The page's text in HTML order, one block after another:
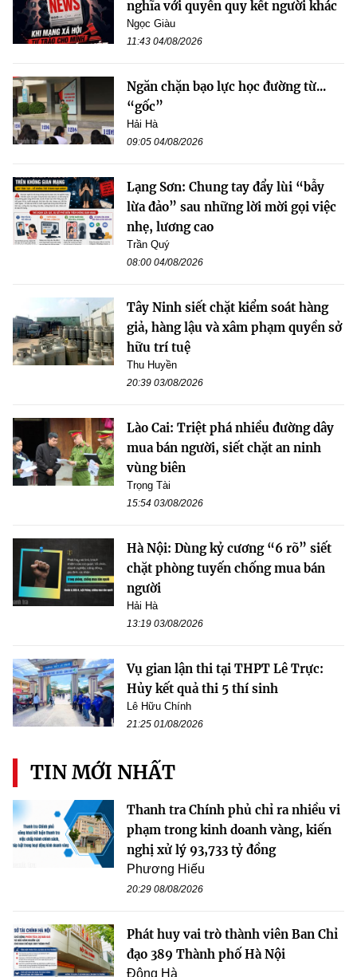
nghĩa với quyền quy kết người khác
Ngọc Giàu
11:43 04/08/2026
Ngăn chặn bạo lực học đường từ...
“gốc”
Hải Hà
09:05 04/08/2026
Lạng Sơn: Chung tay đẩy lùi “bẫy
lừa đảo” sau những lời mời gọi việc
nhẹ, lương cao
Trần Quý
08:00 04/08/2026
Tây Ninh siết chặt kiểm soát hàng
giả, hàng lậu và xâm phạm quyền sở
hữu trí tuệ
Thu Huyền
20:39 03/08/2026
Lào Cai: Triệt phá nhiều đường dây
mua bán người, siết chặt an ninh
vùng biên
Trọng Tài
15:54 03/08/2026
Hà Nội: Dùng kỷ cương “6 rõ” siết
chặt phòng tuyến chống mua bán
người
Hải Hà
13:19 03/08/2026
Vụ gian lận thi tại THPT Lê Trực:
Hủy kết quả thi 5 thí sinh
Lê Hữu Chính
21:25 01/08/2026
TIN MỚI NHẤT
Thanh tra Chính phủ chỉ ra nhiều vi
phạm trong kinh doanh vàng, kiến
nghị xử lý 93,733 tỷ đồng
Phương Hiếu
20:29 08/08/2026
Phát huy vai trò thành viên Ban Chỉ
đạo 389 Thành phố Hà Nội
Đông Hà